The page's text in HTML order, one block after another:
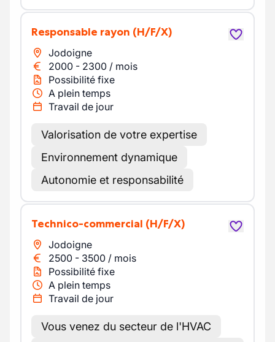
Responsable rayon (H/F/X)
Jodoigne
2000 - 2300 / mois
Possibilité fixe
A plein temps
Travail de jour
Valorisation de votre expertise
Environnement dynamique
Autonomie et responsabilité
Technico-commercial (H/F/X)
Jodoigne
2500 - 3500 / mois
Possibilité fixe
A plein temps
Travail de jour
Vous venez du secteur de l'HVAC